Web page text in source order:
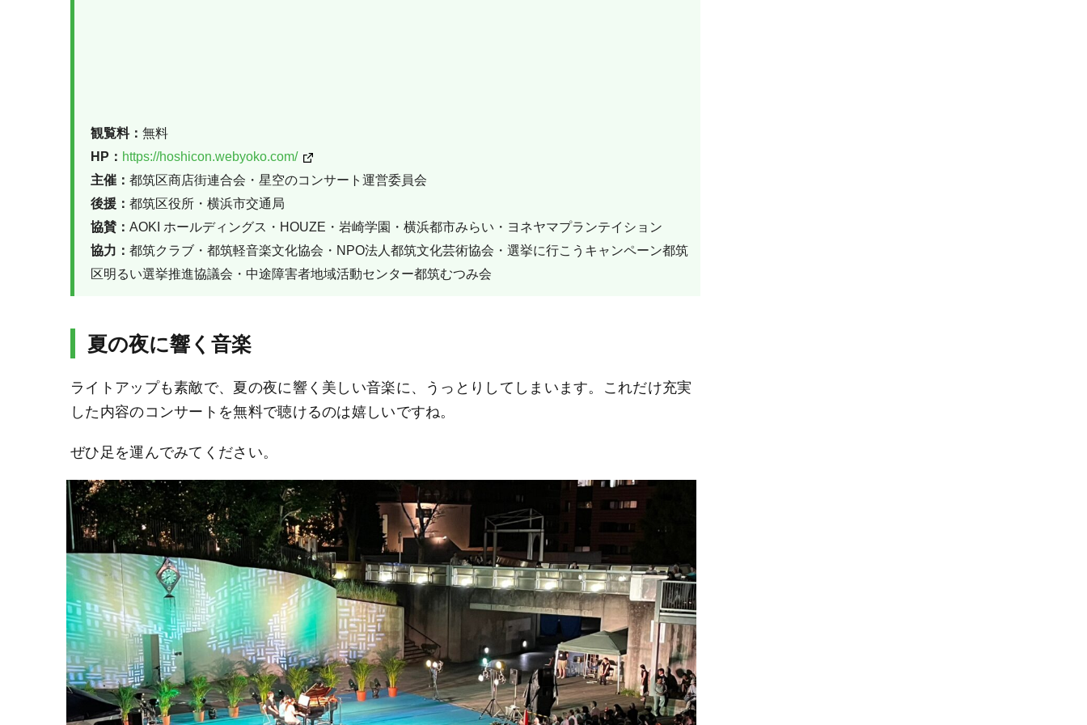
観覧料： 無料
HP： https://hoshicon.webyoko.com/
主催： 都筑区商店街連合会・星空のコンサート運営委員会
後援： 都筑区役所・横浜市交通局
協賛： AOKI ホールディングス・HOUZE・岩崎学園・横浜都市みらい・ヨネヤマプランテイション
協力： 都筑クラブ・都筑軽音楽文化協会・NPO法人都筑文化芸術協会・選挙に行こうキャンペーン都筑
区明るい選挙推進協議会・中途障害者地域活動センター都筑むつみ会
夏の夜に響く音楽
ライトアップも素敵で、夏の夜に響く美しい音楽に、うっとりしてしまいます。これだけ充実
した内容のコンサートを無料で聴けるのは嬉しいですね。
ぜひ足を運んでみてください。